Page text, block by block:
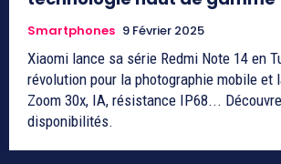
Smartphones 9 Février 2025
Xiaomi lance sa série Redmi Note 14 en
révolution pour la photographie mobile et
Zoom 30x, IA, résistance IP68...
disponibilités.